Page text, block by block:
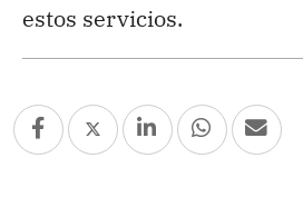
estos servicios.